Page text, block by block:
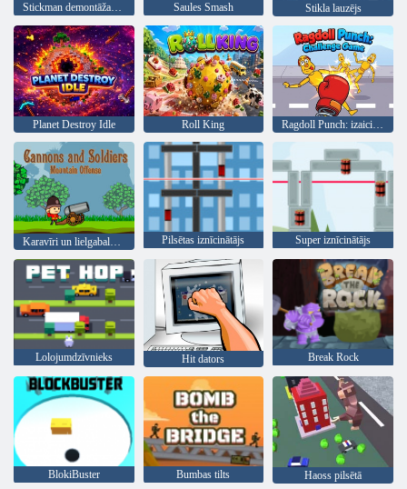
Stickman demontāžas simulators Saules Smash Stikla lauzējs
Planet Destroy Idle Roll King Ragdoll Punch: izaicinājuma spēle
Pilsētas iznīcinātājs Super iznīcinātājs
Lolojumdzīvnieks Hit dators Break Rock
BlokiBuster Bumbas tilts Haoss pilsētā